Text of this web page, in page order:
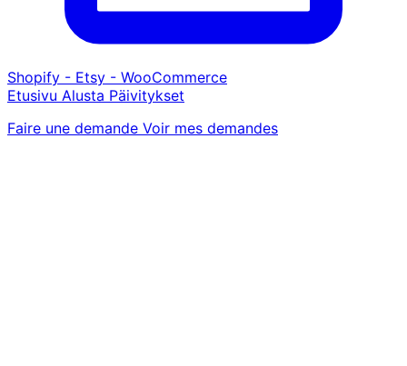
Shopify - Etsy - WooCommerce
Etusivu Alusta Päivitykset
Faire une demande Voir mes demandes